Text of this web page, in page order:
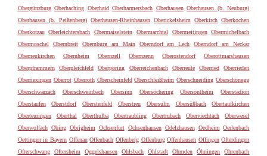
Obergünzburg Oberhaching Oberhaid Oberharmersbach Oberhausen Oberhausen (b. Neuburg)
Oberhausen (b. Peißenberg) Oberhausen-Rheinhausen Oberickelsheim Oberkirch Oberkochen
Oberkotzau
Oberleichtersbach Obermaiselstein Obermarchtal Obermeitingen
Obermichelbach
Obermoschel
Obernbreit Obernburg am Main Oberndorf am Lech
Oberndorf am Neckar
Oberneukirchen
Obernheim Obernzell Obernzenn Oberostendorf
Oberottmarshausen
Oberpframmern
Oberpleichfeld Oberpöring Oberreichenbach Oberreute Oberried
Oberrieden
Oberriexingen Oberrot Oberroth Oberscheinfeld Oberschleißheim Oberschneiding Oberschönegg
Oberschwarzach
Oberschweinbach Obersinn Obersöchering Obersontheim
Oberstadion
Oberstaufen
Oberstdorf Oberstenfeld Oberstreu Obersulm Obersüßbach
Obertaufkirchen
Oberteuringen
Oberthal Oberthulba Obertraubling Obertrubach Oberviechtach
Oberwesel
Oberwolfach Obing Obrigheim Ochsenfurt Ochsenhausen Odelzhausen Oedheim Oerlenbach
Oettingen in Bayern Offenau Offenbach Offenberg Offenburg Offenhausen Offingen Ofterdingen
Ofterschwang
Oftersheim Oggelshausen Ohlsbach Ohlstadt Ohmden Öhningen
Ohrenbach